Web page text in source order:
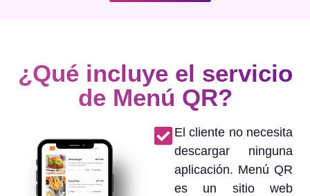
¿Qué incluye el servicio
de Menú QR?
El cliente no necesita
descargar ninguna
aplicación. Menú QR
es un sitio web